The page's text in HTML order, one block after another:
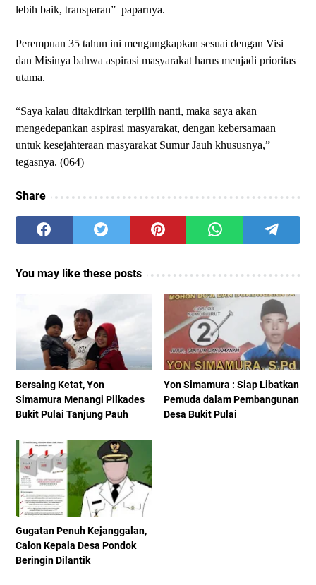
lebih baik, transparan” paparnya.
Perempuan 35 tahun ini mengungkapkan sesuai dengan Visi
dan Misinya bahwa aspirasi masyarakat harus menjadi prioritas
utama.
“Saya kalau ditakdirkan terpilih nanti, maka saya akan
mengedepankan aspirasi masyarakat, dengan kebersamaan
untuk kesejahteraan masyarakat Sumur Jauh khususnya,”
tegasnya. (064)
Share
You may like these posts
Bersaing Ketat, Yon
Simamura Menangi Pilkades
Bukit Pulai Tanjung Pauh
Yon Simamura : Siap Libatkan
Pemuda dalam Pembangunan
Desa Bukit Pulai
Gugatan Penuh Kejanggalan,
Calon Kepala Desa Pondok
Beringin Dilantik